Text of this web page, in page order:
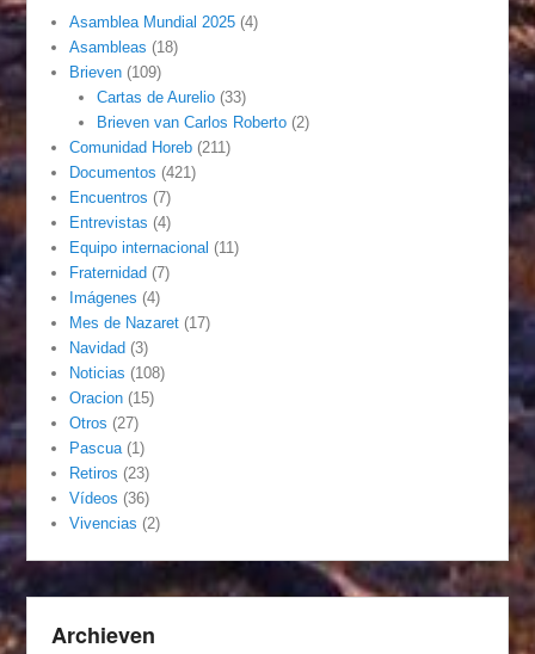
Asamblea Mundial 2025 (4)
Asambleas (18)
Brieven (109)
Cartas de Aurelio(33)
Brieven van Carlos Roberto(2)
Comunidad Horeb (211)
Documentos (421)
Encuentros (7)
Entrevistas (4)
Equipo internacional (11)
Fraternidad (7)
Imágenes (4)
Mes de Nazaret (17)
Navidad (3)
Noticias (108)
Oracion (15)
Otros (27)
Pascua (1)
Retiros (23)
Vídeos (36)
Vivencias (2)
Archieven